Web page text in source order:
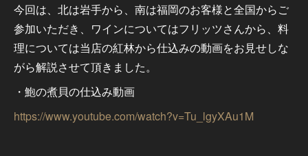
今回は、北は岩手から、南は福岡のお客様と全国からご
参加いただき、ワインについてはフリッツさんから、料
理については当店の紅林から仕込みの動画をお見せしな
がら解説させて頂きました。
・鮑の煮貝の仕込み動画
https://www.youtube.com/watch?v=Tu_lgyXAu1M